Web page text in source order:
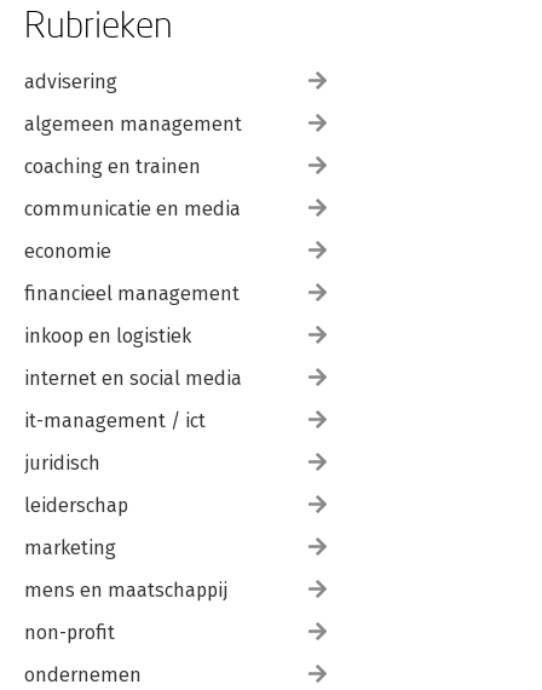
Rubrieken
advisering
algemeen management
coaching en trainen
communicatie en media
economie
financieel management
inkoop en logistiek
internet en social media
it-management / ict
juridisch
leiderschap
marketing
mens en maatschappij
non-profit
ondernemen